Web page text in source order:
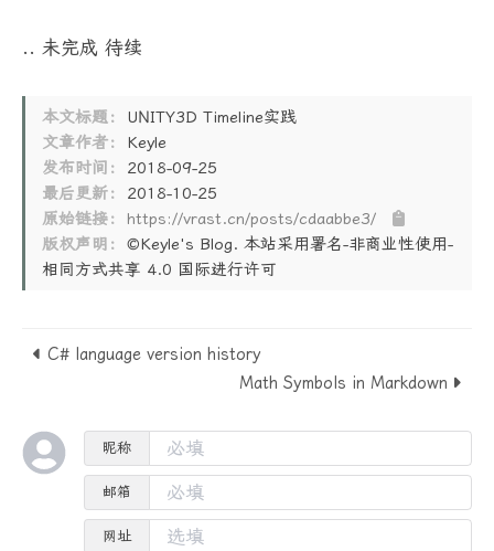
.. 未完成 待续
本文标题：
UNITY3D Timeline实践
文章作者：
Keyle
发布时间：
2018-09-25
最后更新：
2018-10-25
原始链接：
https://vrast.cn/posts/cdaabbe3/
版权声明：
©Keyle's Blog. 本站采用署名-非商业性使用-
相同方式共享 4.0 国际进行许可
C# language version history
Math Symbols in Markdown
昵称
邮箱
网址